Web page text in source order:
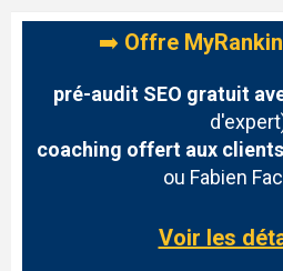
➡️ Offre
pré-audit SEO gratuit
coaching offert aux clients
ou Fabien
Voir les